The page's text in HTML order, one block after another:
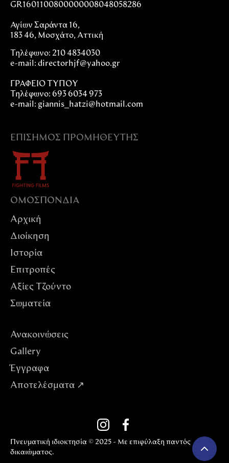
GR1601100800000008048058286
Αγίων Σαράντα 16,
183 46, Μοσχάτο, Αττική
Τηλέφωνο: 210 4834030
e-mail: directorhjf@yahoo.gr
ΓΡΑΦΕΙΟ ΤΥΠΟΥ
Τηλέφωνο: 693 6034 973
e-mail: giannis_hatzi@hotmail.com
ΕΠΊΣΗΜΟΣ ΠΡΟΜΗΘΕΥΤΉΣ
ΟΜΟΣΠΟΝΔIΑ
Αρχική
Διοίκηση
Ιστορία
Επιτροπές
Αξίες Tζούντο
Σωματεία
Ανακοινώσεις
Gallery
Έγγραφα
Αποτελέσματα ↗
Πνευματική ιδιοκτησία © 2025 - Με επιφύλαξη παντός
δικαιώματος.